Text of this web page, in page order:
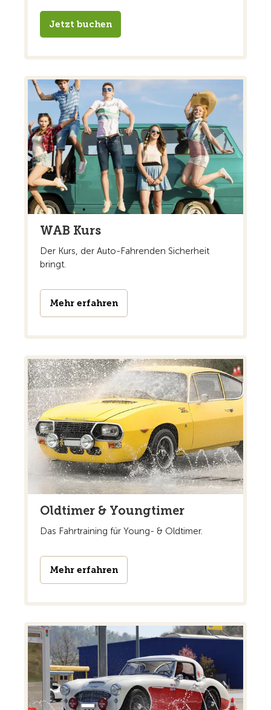
Jetzt buchen
WAB Kurs
Der Kurs, der Auto-Fahrenden Sicherheit
bringt.
Mehr erfahren
Oldtimer & Youngtimer
Das Fahrtraining für Young- & Oldtimer.
Mehr erfahren